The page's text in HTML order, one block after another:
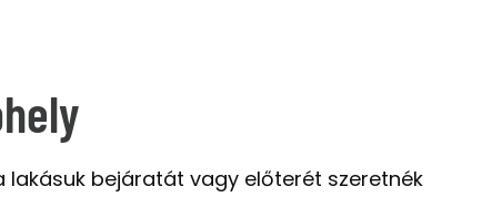
lakásuk bejáratát vagy előterét szeretnék